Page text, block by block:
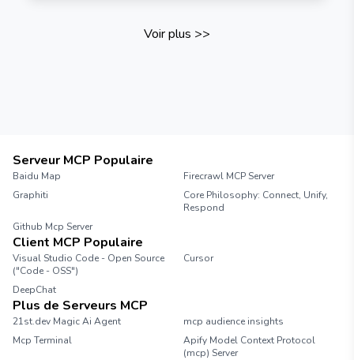
Voir plus >>
Serveur MCP Populaire
Baidu Map
Firecrawl MCP Server
Graphiti
Core Philosophy: Connect, Unify,
Respond
Github Mcp Server
Client MCP Populaire
Visual Studio Code - Open Source
("Code - OSS")
Cursor
DeepChat
Plus de Serveurs MCP
21st.dev Magic Ai Agent
mcp audience insights
Mcp Terminal
Apify Model Context Protocol
(mcp) Server